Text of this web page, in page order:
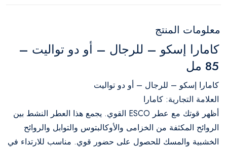
معلومات المنتج
كامارا إسكو – للرجال – أو دو تواليت –
85 مل
كامارا إسكو – للرجال – أو دو تواليت
العلامة التجارية: كامارا
أظهر قوتك مع عطر ESCO القوي. يجمع هذا العطر النشط بين
الروائح المكثفة من الخزامى والأوكالبتوس والتوابل والروائح
الخشبية والمسك للحصول على حضور قوي. مناسب للارتداء في